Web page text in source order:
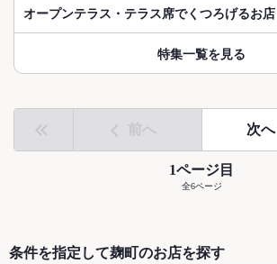
オープンテラス・テラス席でくつろげるお店
特集一覧を見る
前へ 次へ
1ページ目
全6ページ
条件を指定して麹町のお店を探す